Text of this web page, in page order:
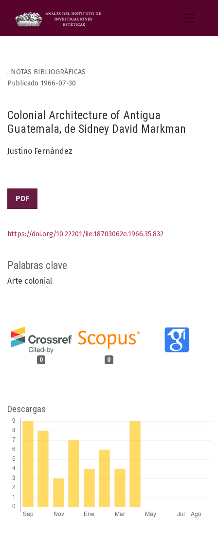
, NOTAS BIBLIOGRÁFICAS
Colonial Architecture of Antigua
Guatemala, de Sidney David Markman
Publicado 1966-07-30
Justino Fernández
PDF
Palabras clave
Arte colonial
0 0
https://doi.org/10.22201/iie.18703062e.1966.35.832
Descargas